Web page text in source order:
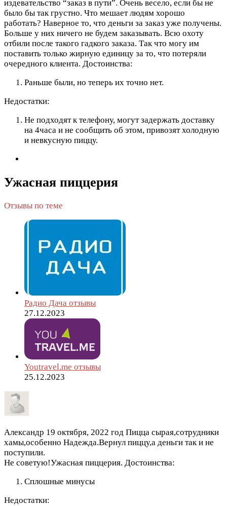
издевательство “заказ в пути”. Очень весело, если бы не
было бы так грустно. Что мешает людям хорошо
работать? Наверное то, что деньги за заказ уже получены.
Больше у них ничего не будем заказывать. Всю охоту
отбили после такого гадкого заказа. Так что могу им
поставить только жирную единицу за то, что потеряли
очередного клиента. Достоинства:
Раньше были, но теперь их точно нет.
Недостатки:
Не подходят к телефону, могут задержать доставку
на 4часа и не сообщить об этом, привозят холодную
и невкусную пиццу.
Ужасная пиццерия
Отзывы по теме
Радио Дача отзывы
27.12.2023
Youtravel.me отзывы
25.12.2023
Александр 19 октября, 2022 год Пицца сырая,сотрудники
хамы,особенно Надежда.Вернул пиццу,а деньги так и не
поступили.
Не советую!Ужасная пиццерия. Достоинства:
Сплошные минусы
Недостатки: